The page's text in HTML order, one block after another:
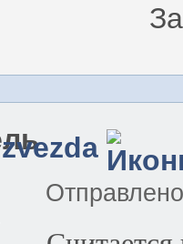
zvezda